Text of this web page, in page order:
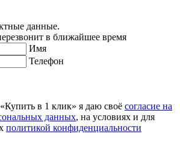
данные.
в ближайшее время
Имя
Телефон
в 1 клик» я даю своё согласие на
данных, на условиях и для
политикой конфиденциальности